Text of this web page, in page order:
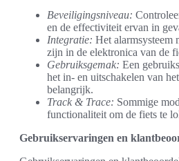
Beveiligingsniveau:
en de effectiviteit ervan in
Integratie: Het alarmsysteem
zijn in de elektronica van de
Gebruiksgemak: Een
het in- en uitschakelen van
belangrijk.
Track & Trace: Sommige
functionaliteit om de fiets te
Gebruikservaringen en